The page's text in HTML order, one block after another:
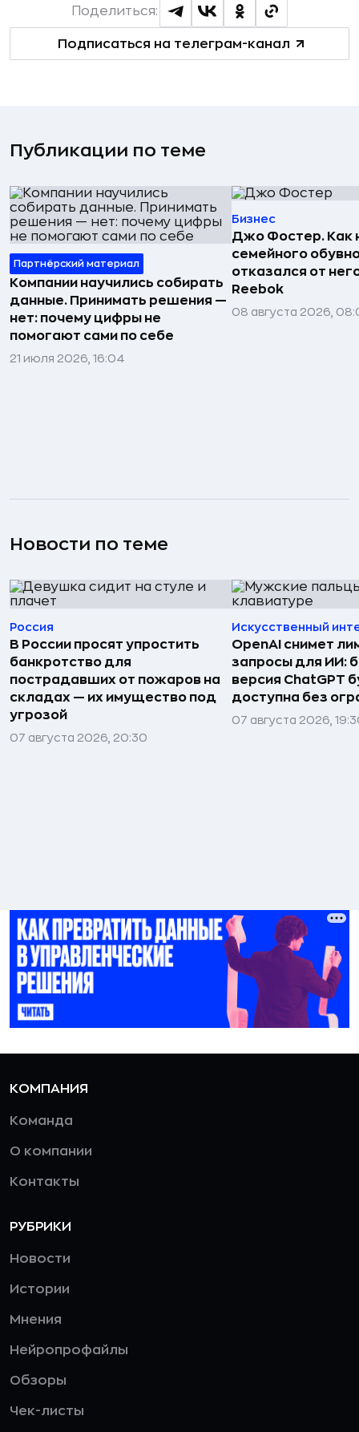
Подписаться на телеграм-канал
Поделиться:
Публикации по теме
Партнёрский материал
Компании научились собирать
данные. Принимать решения —
нет: почему цифры не
помогают сами по себе
21 июля 2026, 16:04
Бизнес
Джо Фостер. Как
семейного
отказался от
Reebok
08 августа 2026,
Новости по теме
Россия
В России просят упростить
банкротство для
пострадавших от пожаров на
складах — их имущество под
угрозой
07 августа 2026, 20:30
Искусственный
OpenAI снимет
запросы для ИИ:
версия ChatGPT
доступна без
07 августа 2026,
КОМПАНИЯ
Команда
О компании
Контакты
РУБРИКИ
Новости
Истории
Мнения
Нейропрофайлы
Обзоры
Чек-листы